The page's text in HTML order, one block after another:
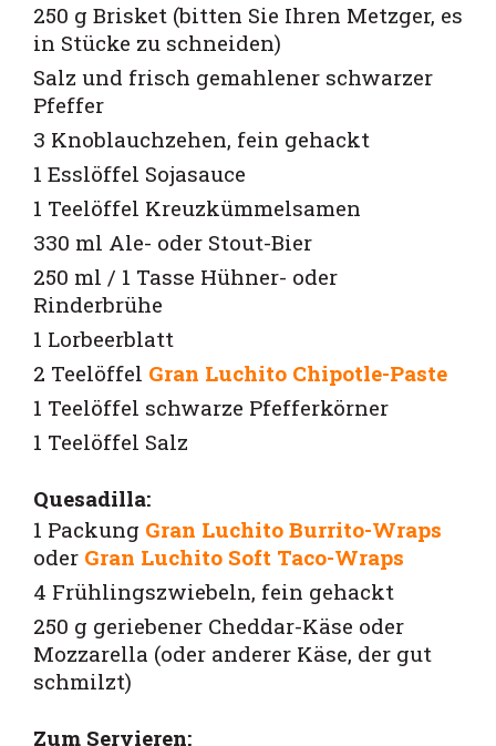
250 g Brisket (bitten Sie Ihren Metzger, es
in Stücke zu schneiden)
Salz und frisch gemahlener schwarzer
Pfeffer
3 Knoblauchzehen, fein gehackt
1 Esslöffel Sojasauce
1 Teelöffel Kreuzkümmelsamen
330 ml Ale- oder Stout-Bier
250 ml / 1 Tasse Hühner- oder
Rinderbrühe
1 Lorbeerblatt
2 Teelöffel Gran Luchito Chipotle-Paste
1 Teelöffel schwarze Pfefferkörner
1 Teelöffel Salz
Quesadilla:
1 Packung Gran Luchito Burrito-Wraps
oder Gran Luchito Soft Taco-Wraps
4 Frühlingszwiebeln, fein gehackt
250 g geriebener Cheddar-Käse oder
Mozzarella (oder anderer Käse, der gut
schmilzt)
Zum Servieren: